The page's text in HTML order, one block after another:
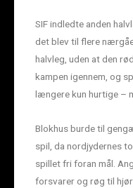
SIF indledte anden
det blev til flere
halvleg, uden at den
kampen igennem, og
længere kun hurtige –
Blokhus burde til
spil, da nordjydernes
spillet fri foran mål.
forsvarer og røg til